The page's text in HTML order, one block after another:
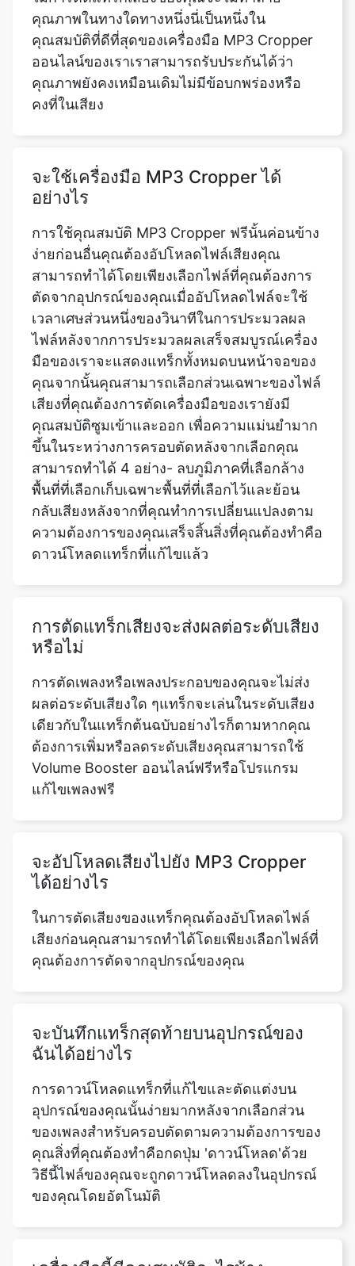
คุณภาพยังคงเหมือนเดิมไม่มีข้อบกพร่องหรือ
คงที่ในเสียง
จะใช้เครื่องมือ MP3 Cropper ได้
การใช้คุณสมบัติ MP3 Cropper ฟรีนั้นค่อนข้าง
ง่ายก่อนอื่นคุณต้องอัปโหลดไฟล์เสียงคุณ
สามารถทำได้โดยเพียงเลือกไฟล์ที่คุณต้องการ
ตัดจากอุปกรณ์ของคุณเมื่ออัปโหลดไฟล์จะใช้
เวลาเศษส่วนหนึ่งของวินาทีในการประมวลผล
ไฟล์หลังจากการประมวลผลเสร็จสมบูรณ์เครื่อง
มือของเราจะแสดงแทร็กทั้งหมดบนหน้าจอของ
คุณจากนั้นคุณสามารถเลือกส่วนเฉพาะของไฟล์
เสียงที่คุณต้องการตัดเครื่องมือของเรายังมี
คุณสมบัติซูมเข้าและออก เพื่อความแม่นยำมาก
ขึ้นในระหว่างการครอบตัดหลังจากเลือกคุณ
สามารถทำได้ 4 อย่าง- ลบภูมิภาคที่เลือกล้าง
พื้นที่ที่เลือกเก็บเฉพาะพื้นที่ที่เลือกไว้และย้อน
กลับเสียงหลังจากที่คุณทำการเปลี่ยนแปลงตาม
ความต้องการของคุณเสร็จสิ้นสิ่งที่คุณต้องทำคือ
ดาวน์โหลดแทร็กที่แก้ไขแล้ว
การตัดแทร็กเสียงจะส่งผลต่อระดับเสียง
ผลต่อระดับเสียงใด ๆแทร็กจะเล่นในระดับเสียง
เดียวกับในแทร็กต้นฉบับอย่างไรก็ตามหากคุณ
ต้องการเพิ่มหรือลดระดับเสียงคุณสามารถใช้
Volume Booster ออนไลน์ฟรีหรือโปรแกรม
แก้ไขเพลงฟรี
จะอัปโหลดเสียงไปยัง MP3 Cropper
เสียงก่อนคุณสามารถทำได้โดยเพียงเลือกไฟล์ที่
คุณต้องการตัดจากอุปกรณ์ของคุณ
จะบันทึกแทร็กสุดท้ายบนอุปกรณ์ของ
อุปกรณ์ของคุณนั้นง่ายมากหลังจากเลือกส่วน
ของเพลงสำหรับครอบตัดตามความต้องการของ
คุณสิ่งที่คุณต้องทำคือกดปุ่ม 'ดาวน์โหลด'ด้วย
วิธีนี้ไฟล์ของคุณจะถูกดาวน์โหลดลงในอุปกรณ์
ของคุณโดยอัตโนมัติ
เครื่องมือนี้มีคุณสมบัติอะไรบ้าง
ซูมเข้าและออก เพื่อความแม่นยำมากขึ้นใน